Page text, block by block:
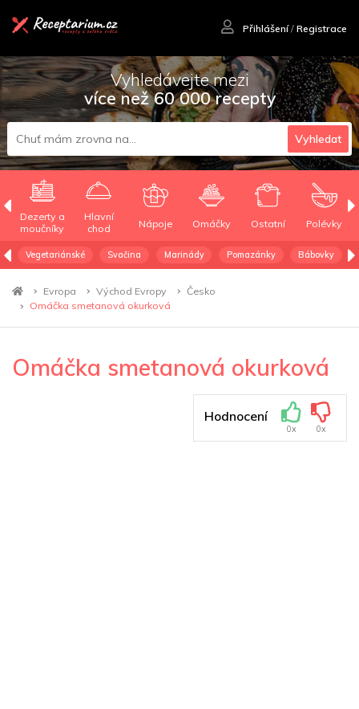
Přihlášení/ Registrace
Vyhledávejte mezi
více než 60 000 recepty
Vyhledat
Dezerty a
moučníky
Hlavní
chod
Nápoje Omáčky Ostatní Polévky
Vegetariánské Svačina Marinády Pomazánky Bábovky
Evropa Východ Evropy
Česko
Omáčka smetanová okurková
Omáčka smetanová okurková
Hodnocení
0x 0x